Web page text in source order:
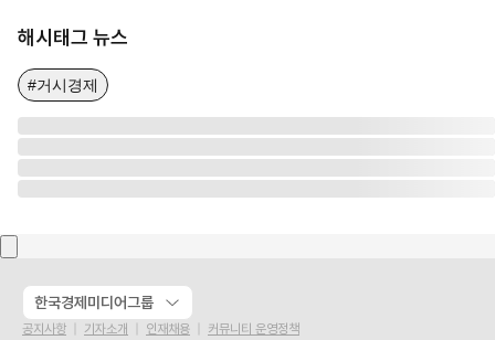
해시태그 뉴스
#거시경제
한국경제미디어그룹
공지사항 기자소개 인재채용
커뮤니티 운영정책